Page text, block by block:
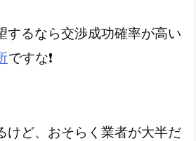
するなら交渉成功確率が高い
ですな❗️
けど、おそらく業者が大半だ